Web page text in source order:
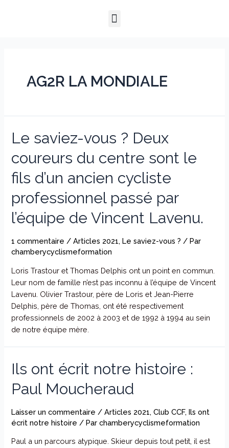
Menu
AG2R LA MONDIALE
Le saviez-vous ? Deux
coureurs du centre sont le
fils d’un ancien cycliste
professionnel passé par
l’équipe de Vincent Lavenu.
1 commentaire /Articles 2021,Le saviez-vous ? / Par
chamberycyclismeformation
Loris Trastour et Thomas Delphis ont un point en commun.
Leur nom de famille n’est pas inconnu à l’équipe de Vincent
Lavenu. Olivier Trastour, père de Loris et Jean-Pierre
Delphis, père de Thomas, ont été respectivement
professionnels de 2002 à 2003 et de 1992 à 1994 au sein
de notre équipe mère.
Ils ont écrit notre histoire :
Paul Moucheraud
Laisser un commentaire /Articles 2021,Club CCF,Ils ont
écrit notre histoire / Parchamberycyclismeformation
Paul a un parcours atypique. Skieur depuis tout petit, il est